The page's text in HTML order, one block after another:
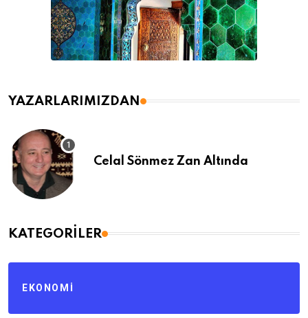
YAZARLARIMIZDAN
Celal Sönmez Zan Altında
KATEGORILER
EKONOMI